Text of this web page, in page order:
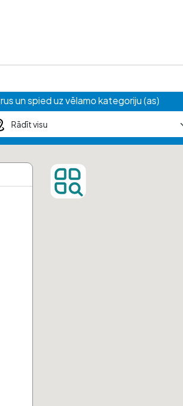
un spied uz vēlamo kategoriju (as)